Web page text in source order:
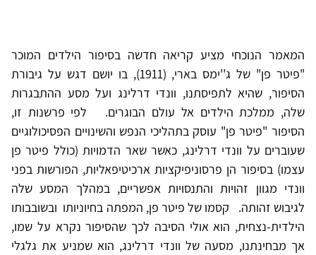
המאמר הנוכחי מציע קריאה חדשה בסיפור הילדים המוכר
"פיטר פן" של ג''ימס בארי, (1911), בו יושם דגש על גיבורת
הסיפור, שהיא לתפיסתנו, וונדי דרלינג ועל מסע ההתבגרות
שלה, ממלכת הילדים אל עולם הבוגרים. לפי פרשנות זו,
הסיפור "פיטר פן" עוסק בתהליכי הנפש והשינויים הפסיכולוגיים
שעוברים על וונדי דרלינג, כאשר שאר הדמויות (כולל פיטר פן
עצמו) בסיפור הן פרסוניפיקציות ארכיטיפאליות, הפורשות בפני
וונדי מגוון זהויות והתנסויות אפשריים, במהלך המסע שלה
לגיבוש זהותה. קסמו של פיטר פן, המפתה בחיוניותו ובשובבותו
הילדית-נצחית, הוא אולי הסיבה לכך שהסיפור נקרא על שמו,
אך מבחינתנו, מסעה של וונדי דרלינג, הוא שמניע את גלגלי